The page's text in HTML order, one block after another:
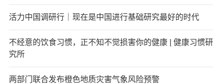
活力中国调研行｜现在是中国进行基础研究最好的时代
不经意的饮食习惯，正不知不觉损害你的健康 | 健康习惯研
究所
两部门联合发布橙色地质灾害气象风险预警